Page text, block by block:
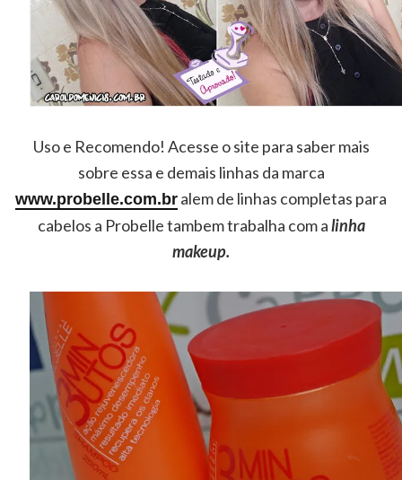
Uso e Recomendo! Acesse o site para saber mais
sobre essa e demais linhas da marca
www.probelle.com.br alem de linhas completas para
cabelos a Probelle tambem trabalha com alinha
makeup.